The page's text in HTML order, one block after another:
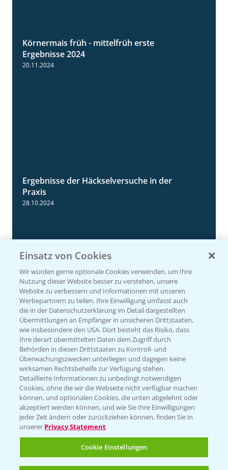
Körnermais früh - mittelfrüh erste
Ergebnisse 2024
20.11.2024
Ergebnisse der Häckselversuche in der
Praxis
28.10.2024
5:54
Rundgang - Silomais Demo Region
Augsburg
24.09.2024
Einsatz von Cookies
Wir würden gerne optionale Cookies verwenden, um Ihre
Nutzung dieser Website besser zu verstehen, unsere
Website zu verbessern und Informationen mit unseren
Werbepartnern zu teilen. Ihre Einwilligung umfasst auch
die in der Datenschutzerklärung im Detail dargestellten
Übermittlungen an Empfänger in unsicheren Drittstaaten,
wie insbesondere den USA. Dort besteht das Risiko, dass
Ihre derart übermittelten Daten dem Zugriff durch
Behörden in diesen Drittstaaten zu Kontroll- und
Überwachungszwecken unterliegen und dagegen keine
wirksamen Rechtsbehelfe zur Verfügung stehen.
Detaillierte Informationen zu unbedingt notwendigen
Cookies, ohne die wir die Webseite nicht verfügbar machen
können, und optionalen Cookies, die unten abgelehnt oder
akzeptiert werden können, und wie Sie Ihre Einwilligungen
jeder Zeit ändern oder zurückziehen können, finden Sie in
unserer Privacy Statement
Cookie Einstellungen